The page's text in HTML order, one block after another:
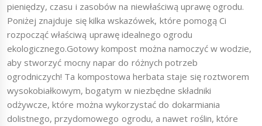
pieniędzy, czasu i zasobów na niewłaściwą uprawę ogrodu.
Poniżej znajduje się kilka wskazówek, które pomogą Ci
rozpocząć właściwą uprawę idealnego ogrodu
ekologicznego.Gotowy kompost można namoczyć w wodzie,
aby stworzyć mocny napar do różnych potrzeb
ogrodniczych! Ta kompostowa herbata staje się roztworem
wysokobiałkowym, bogatym w niezbędne składniki
odżywcze, które można wykorzystać do dokarmiania
dolistnego, przydomowego ogrodu, a nawet roślin, które